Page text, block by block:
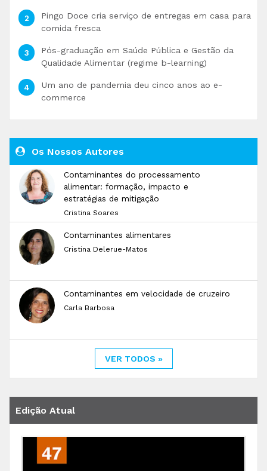
Pingo Doce cria serviço de entregas em casa para
comida fresca
Pós-graduação em Saúde Pública e Gestão da
Qualidade Alimentar (regime b-learning)
Um ano de pandemia deu cinco anos ao e-
commerce
Os Nossos Autores
Contaminantes do processamento
alimentar: formação, impacto e
estratégias de mitigação
Cristina Soares
Contaminantes alimentares
Cristina Delerue-Matos
Contaminantes em velocidade de cruzeiro
Carla Barbosa
VER TODOS »
Edição Atual